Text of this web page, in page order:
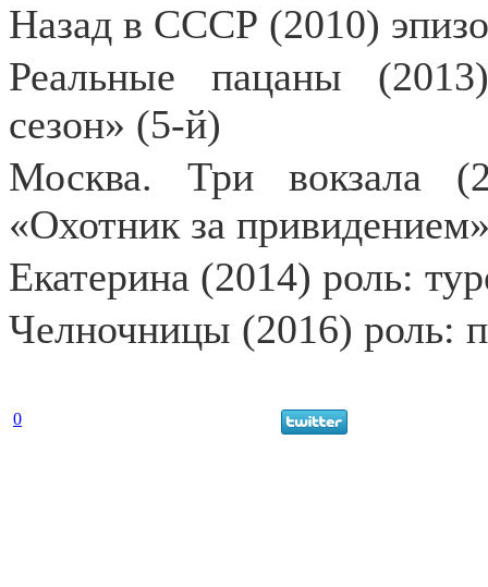
Назад в СССР (2010)
Реальные пацаны
сезон» (5-й)
Москва. Три вокзала
«Охотник за
Екатерина (2014) роль:
Челночницы (2016) роль:
0